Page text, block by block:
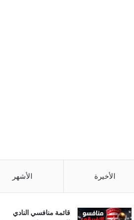
الأخيرة الأشهر
قائمة منافسي النادي